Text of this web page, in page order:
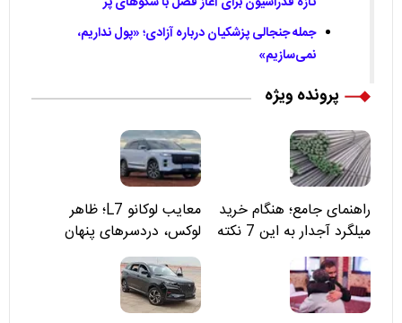
جمله جنجالی پزشکیان درباره آزادی؛ «پول نداریم،
نمی‌سازیم»
پرونده ویژه
راهنمای جامع؛ هنگام خرید
میلگرد آجدار به این 7 نکته
توجه کنید
معایب لوکانو L7؛ ظاهر
لوکس، دردسرهای پنهان